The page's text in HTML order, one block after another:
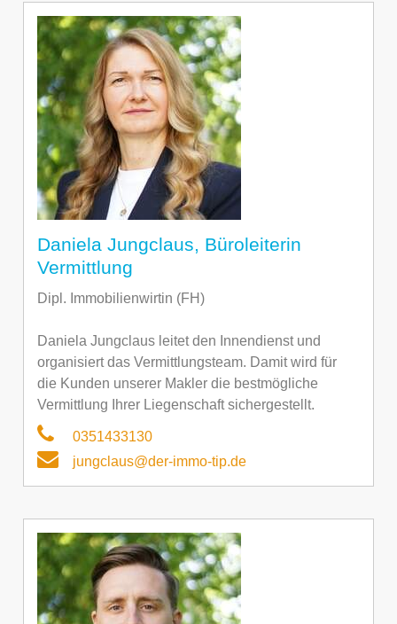
Daniela Jungclaus, Büroleiterin
Vermittlung
Dipl. Immobilienwirtin (FH)
Daniela Jungclaus leitet den Innendienst und
organisiert das Vermittlungsteam. Damit wird für
die Kunden unserer Makler die bestmögliche
Vermittlung Ihrer Liegenschaft sichergestellt.
0351433130
jungclaus@der-immo-tip.de